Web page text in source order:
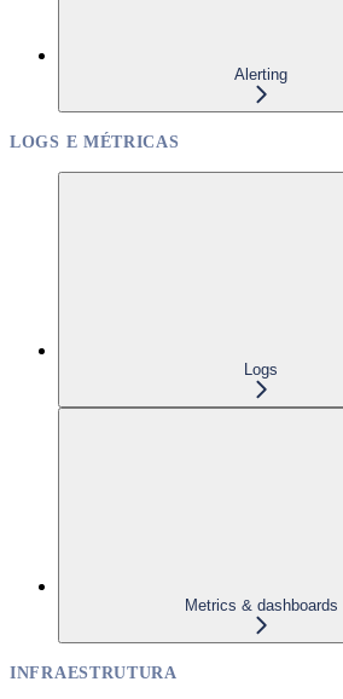
Alerting
LOGS E MÉTRICAS
Logs
Metrics & dashboards
INFRAESTRUTURA